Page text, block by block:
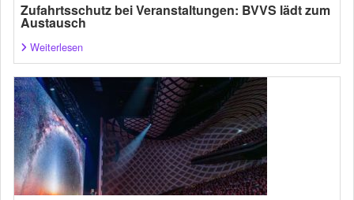
Zufahrtsschutz bei Veranstaltungen: BVVS lädt zum
Austausch
Weiterlesen